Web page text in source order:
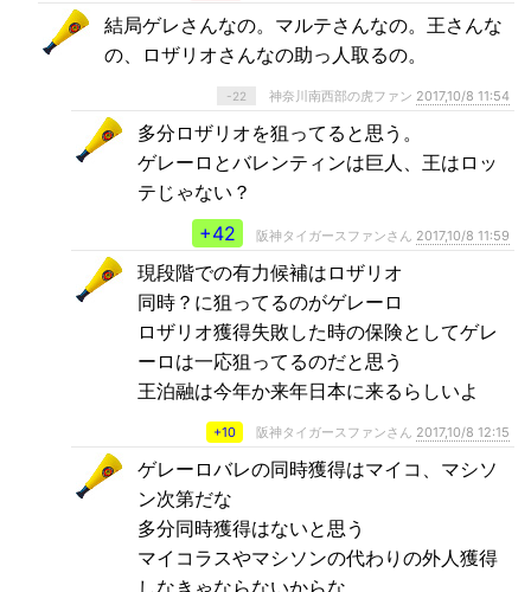
結局ゲレさんなの。マルテさんなの。王さんな
の、ロザリオさんなの助っ人取るの。
-22 神奈川南西部の虎ファン 2017,10/8 11:54
多分ロザリオを狙ってると思う。
ゲレーロとバレンティンは巨人、王はロッ
テじゃない？
+42
阪神タイガースファンさん 2017,10/8 11:59
現段階での有力候補はロザリオ
同時？に狙ってるのがゲレーロ
ロザリオ獲得失敗した時の保険としてゲレ
ーロは一応狙ってるのだと思う
王泊融は今年か来年日本に来るらしいよ
+10 阪神タイガースファンさん 2017,10/8 12:15
ゲレーロバレの同時獲得はマイコ、マシソ
ン次第だな
多分同時獲得はないと思う
マイコラスやマシソンの代わりの外人獲得